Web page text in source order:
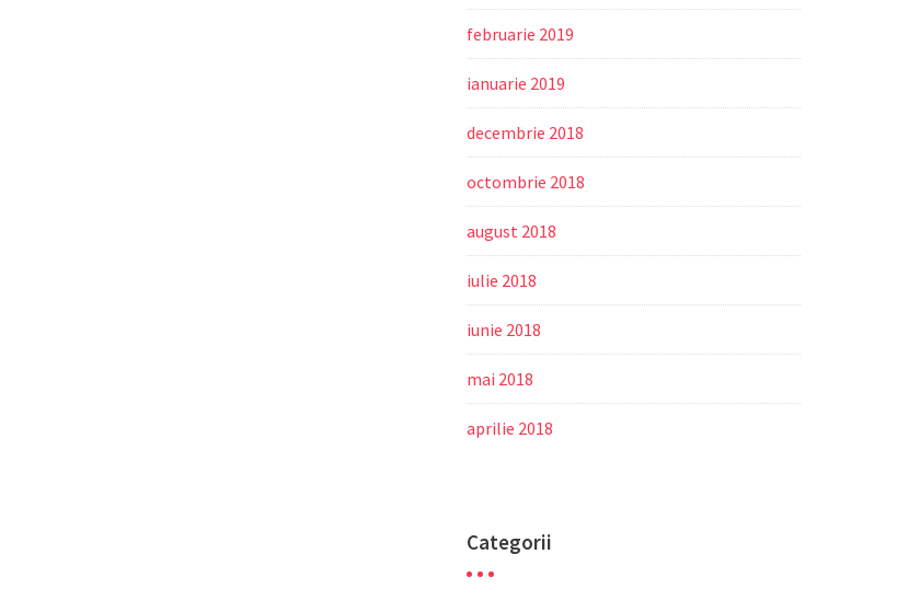
februarie 2019
ianuarie 2019
decembrie 2018
octombrie 2018
august 2018
iulie 2018
iunie 2018
mai 2018
aprilie 2018
Categorii